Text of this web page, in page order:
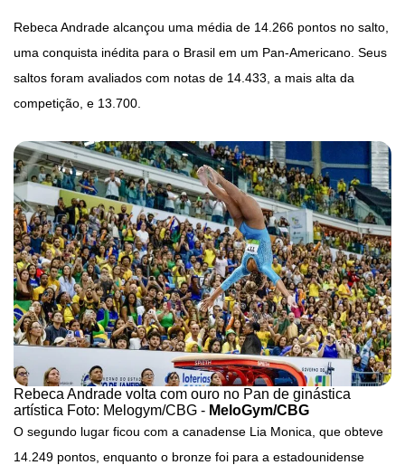
Rebeca Andrade alcançou uma média de 14.266 pontos no salto,
uma conquista inédita para o Brasil em um Pan-Americano. Seus
saltos foram avaliados com notas de 14.433, a mais alta da
competição, e 13.700.
Rebeca Andrade volta com ouro no Pan de ginástica
artística Foto: Melogym/CBG - MeloGym/CBG
O segundo lugar ficou com a canadense Lia Monica, que obteve
14.249 pontos, enquanto o bronze foi para a estadounidense